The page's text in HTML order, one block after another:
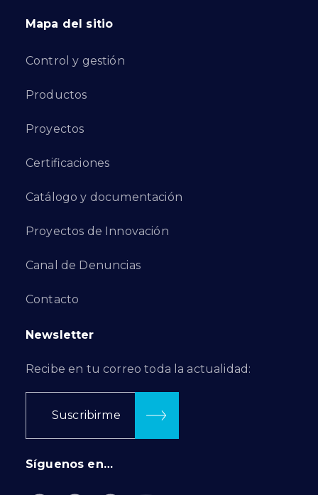
Mapa del sitio
Control y gestión
Productos
Proyectos
Certificaciones
Catálogo y documentación
Proyectos de Innovación
Canal de Denuncias
Contacto
Newsletter
Recibe en tu correo toda la actualidad:
Suscribirme
Síguenos en…